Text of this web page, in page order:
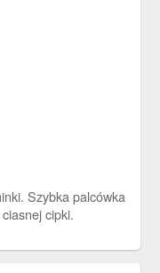
Szybka palcówka
cipki.